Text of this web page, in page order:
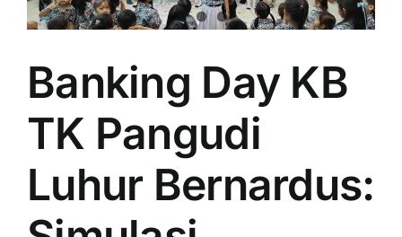
Banking Day KB
TK Pangudi
Luhur Bernardus: